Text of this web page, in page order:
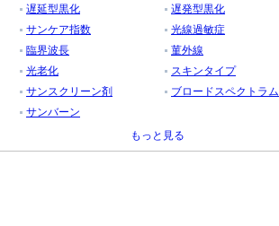
遅延型黒化 遅発型黒化
サンケア指数 光線過敏症
臨界波長 菫外線
光老化 スキンタイプ
サンスクリーン剤 ブロードスペクトラム
サンバーン
もっと見る